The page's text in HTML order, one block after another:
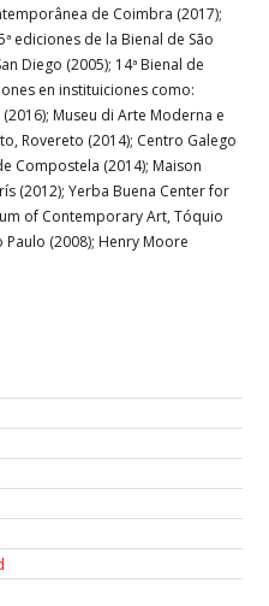
de Coimbra (2017);
ediciones de la Bienal de São
Diego (2005); 14ª Bienal de
en instituiciones como:
Museu di Arte Moderna e
Rovereto (2014); Centro Galego
Compostela (2014); Maison
(2012); Yerba Buena Center for
of Contemporary Art, Tóquio
Paulo (2008); Henry Moore